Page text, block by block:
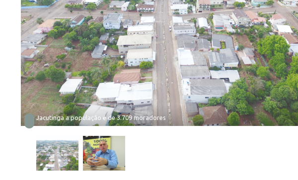
Em Jacutinga a população é de 3.709 moradores